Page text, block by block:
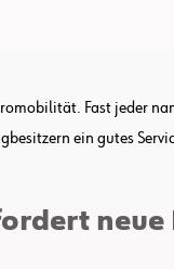
Fast jeder
ein gutes
neue